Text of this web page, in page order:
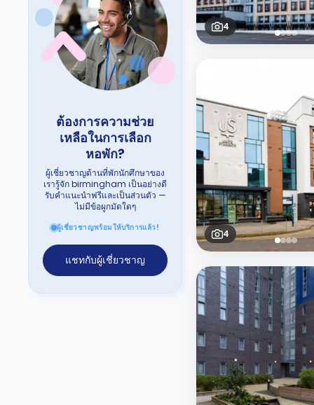
ต้องการความช่วย
เหลือในการเลือก
หอพัก?
ผู้เชี่ยวชาญด้านที่พักนักศึกษาของ
เรารู้จัก birmingham เป็นอย่างดี
รับคำแนะนำฟรีและเป็นส่วนตัว —
ไม่มีข้อผูกมัดใดๆ
ผู้เชี่ยวชาญพร้อมให้บริการแล้ว!
แชทกับผู้เชี่ยวชาญ
4
4